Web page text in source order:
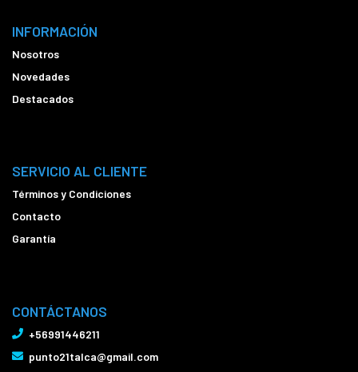
INFORMACIÓN
Nosotros
Novedades
Destacados
SERVICIO AL CLIENTE
Términos y Condiciones
Contacto
Garantía
CONTÁCTANOS
+56991446211
punto21talca@gmail.com